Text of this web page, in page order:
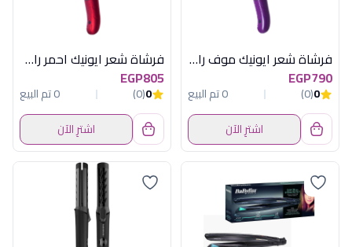
فرشاة شعر ايونيك موف راش براش
EGP790
0
(0)
0 تم البيع
اشترِ الآن
فرشاة شعر ايونيك احمر راش براش
EGP805
0
(0)
0 تم البيع
اشترِ الآن